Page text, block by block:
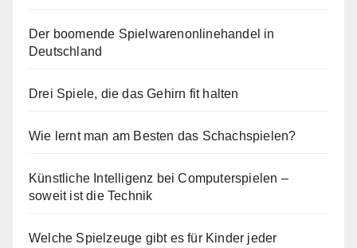
Der boomende Spielwarenonlinehandel in
Deutschland
Drei Spiele, die das Gehirn fit halten
Wie lernt man am Besten das Schachspielen?
Künstliche Intelligenz bei Computerspielen –
soweit ist die Technik
Welche Spielzeuge gibt es für Kinder jeder